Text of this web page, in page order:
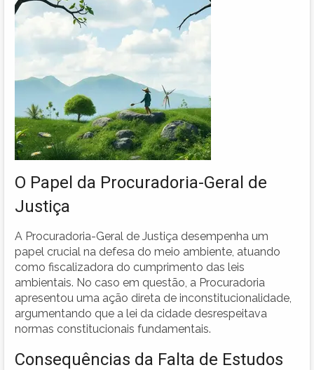
O Papel da Procuradoria-Geral de
Justiça
A Procuradoria-Geral de Justiça desempenha um
papel crucial na defesa do meio ambiente, atuando
como fiscalizadora do cumprimento das leis
ambientais. No caso em questão, a Procuradoria
apresentou uma ação direta de inconstitucionalidade,
argumentando que a lei da cidade desrespeitava
normas constitucionais fundamentais.
Consequências da Falta de Estudos